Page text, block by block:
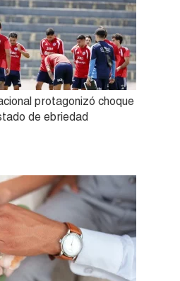
protagonizó choque
de ebriedad